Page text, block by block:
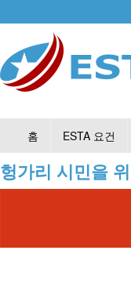
홈 ESTA 요건
헝가리 시민을